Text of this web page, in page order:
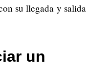
su llegada y salida
un